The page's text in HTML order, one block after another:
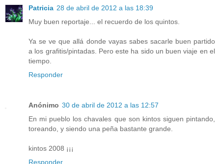
Patricia 28 de abril de 2012 a las 18:39
Muy buen reportaje... el recuerdo de los quintos.
Ya se ve que allá donde vayas sabes sacarle buen partido
a los grafitis/pintadas. Pero este ha sido un buen viaje en el
tiempo.
Responder
Anónimo 30 de abril de 2012 a las 12:57
En mi pueblo los chavales que son kintos siguen pintando,
toreando, y siendo una peña bastante grande.
kintos 2008 ¡¡¡
Responder